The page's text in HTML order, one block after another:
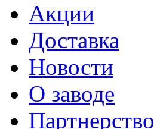
Акции
Доставка
Новости
О заводе
Партнерство